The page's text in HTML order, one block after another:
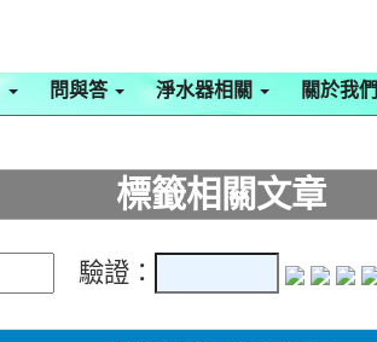
問與答 淨水器相關 關於我們
標籤相關文章
驗證：